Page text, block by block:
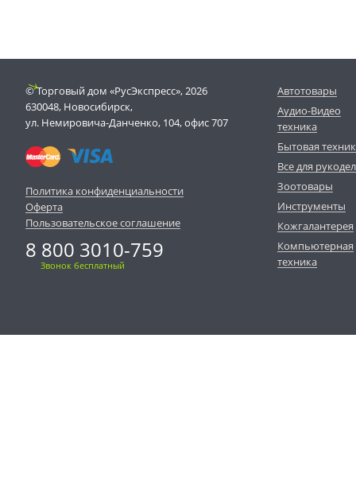
© Торговый дом «РусЭкспресс», 2026
630048, Новосибирск,
ул. Немировича-Данченко, 104, офис 707
Политика конфиденциальности
Оферта
Пользовательское соглашение
8 800 3010-759
Звонок бесплатный
Автотовары
Аудио-Видео
техника
Бытовая
Все для
Зоотовары
Инструменты
Кожгалантерея
Компьютерная
техника